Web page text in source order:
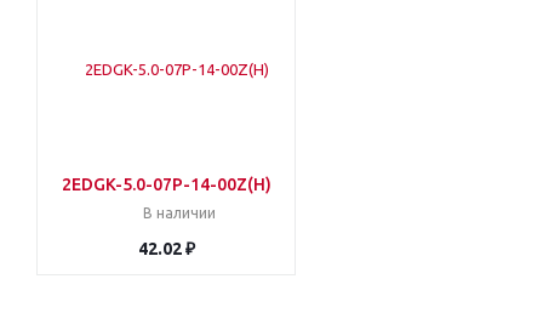
2EDGK-5.0-07P-14-00Z(H)
В наличии
42.02 ₽